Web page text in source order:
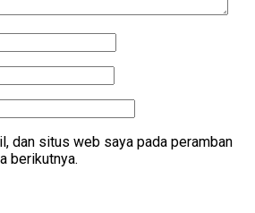
dan situs web saya pada peramban
berikutnya.